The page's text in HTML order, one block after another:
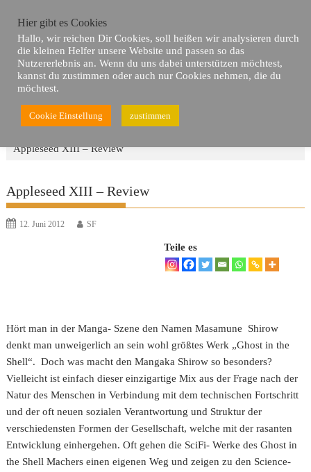
content
Du bist hier Home Reviews Anime
Appleseed XIII – Review
Appleseed XIII – Review
12. Juni 2012 SF
Teile es
Hört man in der Manga- Szene den Namen Masamune Shirow
denkt man unweigerlich an sein wohl größtes Werk „Ghost in the
Shell“. Doch was macht den Mangaka Shirow so besonders?
Vielleicht ist einfach dieser einzigartige Mix aus der Frage nach der
Natur des Menschen in Verbindung mit dem technischen Fortschritt
und der oft neuen sozialen Verantwortung und Struktur der
verschiedensten Formen der Gesellschaft, welche mit der rasanten
Entwicklung einhergehen. Oft gehen die SciFi- Werke des Ghost in
the Shell Machers einen eigenen Weg und zeigen zu den Science-
Hier gibt es Cookies
Hallo, wir reichen Dir Cookies, soll heißen wir analysieren durch
die kleinen Helfer unsere Website und passen so das
Nutzererlebnis an. Wenn du uns dabei unterstützen möchtest,
kannst du zustimmen oder auch nur Cookies nehmen, die du
möchtest.
Cookie Einstellung zustimmen